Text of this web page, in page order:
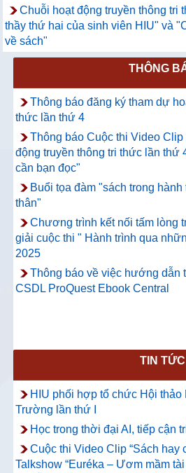
Chuỗi hoạt động truyền thông tri
thầy thứ hai của sinh viên HIU" và
về sách"
THÔNG
Thông báo đăng ký tham dự
thức lần thứ 4
Thông báo Cuộc thi Video
động truyền thông tri thức lần thứ
cần bạn đọc"
Buổi tọa đàm "sách trong
thân"
Chương trình kết nối tấm lòng
giải cuộc thi " Hành trình qua
2025
Thông báo về việc hướng dẫn
CSDL ProQuest Ebook Central
TIN TỨC
HIU phối hợp tổ chức Hội thảo
Trường lần thứ I
Học trong thời đại AI, tiếp cận
Cuộc thi Video Clip “Sách hay
Talkshow “Euréka – Ươm mầm